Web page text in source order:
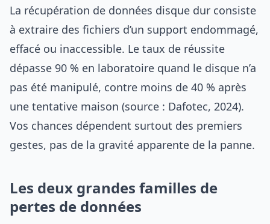
La récupération de données disque dur consiste
à extraire des fichiers d’un support endommagé,
effacé ou inaccessible. Le taux de réussite
dépasse 90 % en laboratoire quand le disque n’a
pas été manipulé, contre moins de 40 % après
une tentative maison (source : Dafotec, 2024).
Vos chances dépendent surtout des premiers
gestes, pas de la gravité apparente de la panne.
Les deux grandes familles de
pertes de données